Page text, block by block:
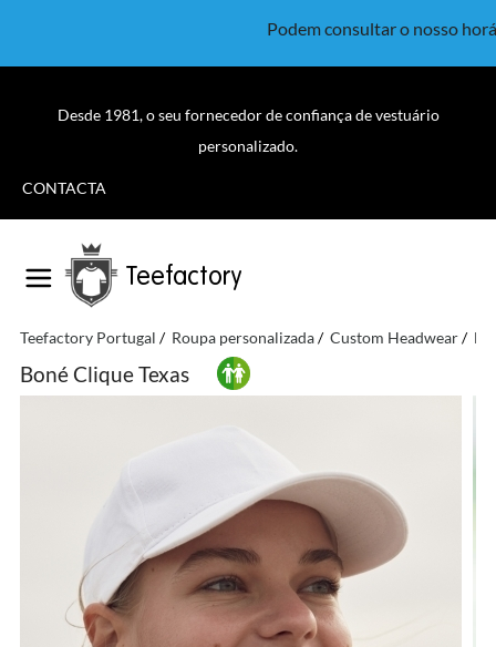
Podem consultar o nosso
Desde 1981, o seu fornecedor de confiança de vestuário
personalizado.
CONTACTA
Teefactory
Teefactory Portugal Roupa personalizada Custom Headwear
Boné Clique Texas